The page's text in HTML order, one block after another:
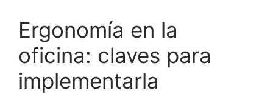
Ergonomía en la
oficina: claves para
implementarla